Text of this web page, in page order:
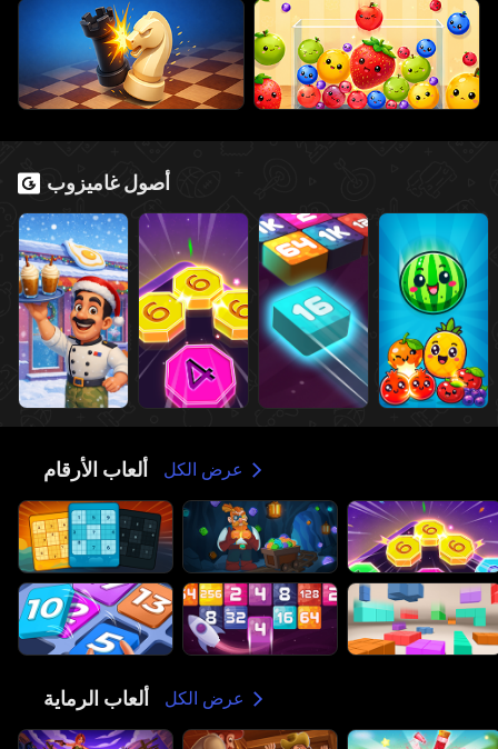
أصول غاميزوب
ألعاب الأرقام عرض الكل
ألعاب الرماية عرض الكل